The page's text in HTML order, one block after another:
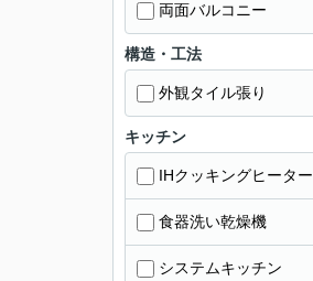
両面バルコニー
構造・工法
外観タイル張り
キッチン
IHクッキングヒーター
食器洗い乾燥機
システムキッチン